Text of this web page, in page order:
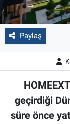
Paylaş
geçirdiği
süre önce